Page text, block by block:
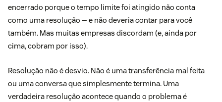
encerrado porque o tempo limite foi atingido não conta
como uma resolução — e não deveria contar para você
também. Mas muitas empresas discordam (e, ainda por
cima, cobram por isso).
Resolução não é desvio. Não é uma transferência mal feita
ou uma conversa que simplesmente termina. Uma
verdadeira resolução acontece quando o problema é